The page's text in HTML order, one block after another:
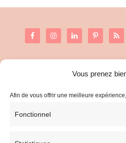
Vous prenez
Afin de vous offrir une meilleure
Fonctionnel
C.G.V. et Mentions Légales